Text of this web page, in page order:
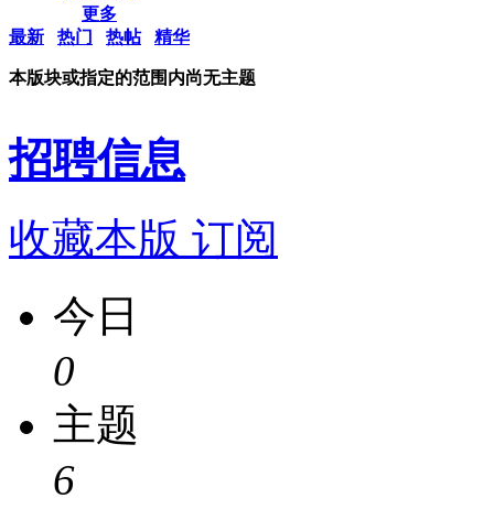
更多
最新
热门 热帖 精华
本版块或指定的范围内尚无主题
招聘信息
收藏本版 订阅
今日
0
主题
6